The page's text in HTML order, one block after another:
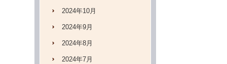
2024年10月
2024年9月
2024年8月
2024年7月